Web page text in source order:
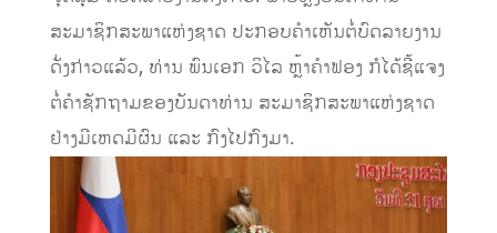
ສະມາຊິກສະພາແຫ່ງຊາດ ປະກອບຄໍາເຫັນຕໍ່ບົດລາຍງານ
ດັ່ງກ່າວແລ້ວ, ທ່ານ ພົນເອກ ວິໄລ ຫຼ້າຄໍາຟອງ ກໍໄດ້ຊີ້ແຈງ
ຕໍ່ຄໍາຊັກຖາມຂອງບັນດາທ່ານ ສະມາຊິກສະພາແຫ່ງຊາດ
ຢ່າງມີເຫດມີຜົນ ແລະ ກົງໄປກົງມາ.